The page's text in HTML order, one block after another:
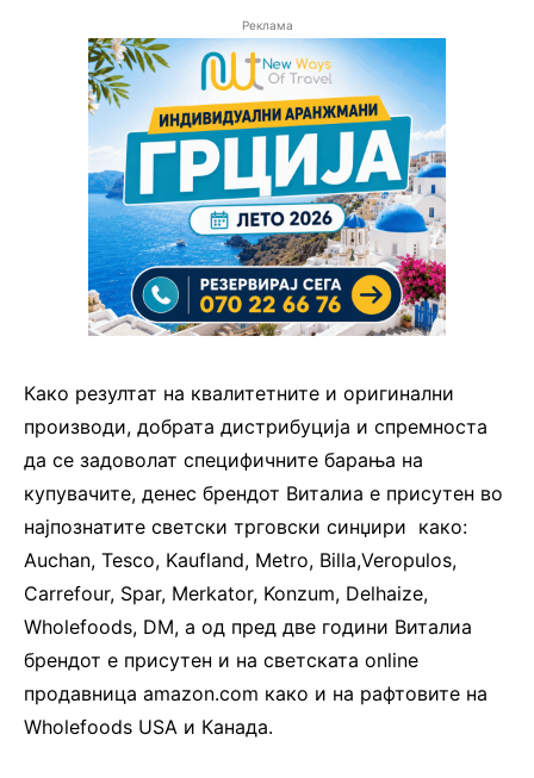
Реклама
Како резултат на квалитетните и оригинални
производи, добрата дистрибуција и спремноста
да се задоволат специфичните барања на
купувачите, денес брендот Виталиа е присутен во
најпознатите светски трговски синџири како:
Auchan, Tesco, Kaufland, Metro, Billa,Veropulos,
Carrefour, Spar, Merkator, Konzum, Delhaize,
Wholefoods, DM, а од пред две години Виталиа
брендот е присутен и на светската online
продавница amazon.com како и на рафтовите на
Wholefoods USA и Канада.